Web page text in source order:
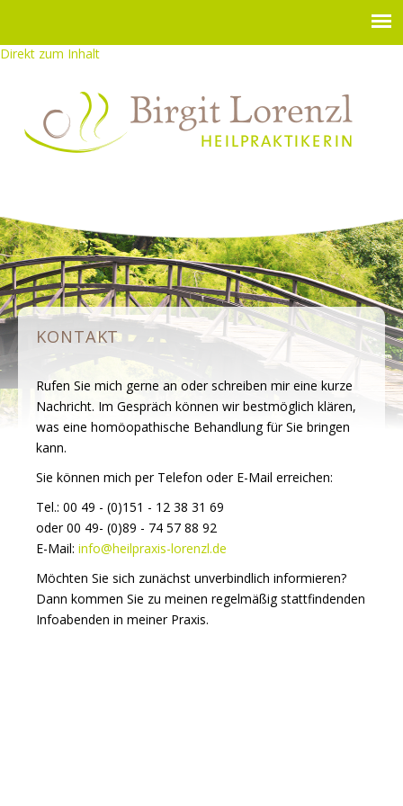
Direkt zum Inhalt
KONTAKT
Rufen Sie mich gerne an oder schreiben mir eine kurze
Nachricht. Im Gespräch können wir bestmöglich klären,
was eine homöopathische Behandlung für Sie bringen
kann.
Sie können mich per Telefon oder E-Mail erreichen:
Tel.: 00 49 - (0)151 - 12 38 31 69
oder 00 49- (0)89 - 74 57 88 92
E-Mail: info@heilpraxis-lorenzl.de
Möchten Sie sich zunächst unverbindlich informieren?
Dann kommen Sie zu meinen regelmäßig stattfindenden
Infoabenden in meiner Praxis.